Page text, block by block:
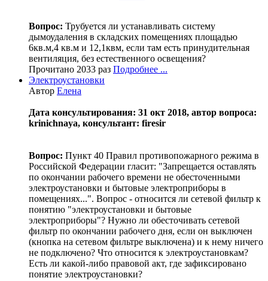
Вопрос: Трубуется ли устанавливать систему
дымоудаления в складских помещениях площадью
6кв.м,4 кв.м и 12,1квм, если там есть принудительная
вентиляция, без естественного освещения?
Прочитано 2033 раз Подробнее ...
Электроустановки
Автор Елена
Дата консультирования: 31 окт 2018, автор вопроса:
krinichnaya, консультант: firesir
Вопрос: Пункт 40 Правил противопожарного режима в
Российской Федерации гласит: "Запрещается оставлять
по окончании рабочего времени не обесточенными
электроустановки и бытовые электроприборы в
помещениях...". Вопрос - относится ли сетевой фильтр к
понятию "электроустановки и бытовые
электроприборы"? Нужно ли обесточивать сетевой
фильтр по окончании рабочего дня, если он выключен
(кнопка на сетевом фильтре выключена) и к нему ничего
не подключено? Что относится к электроустановкам?
Есть ли какой-либо правовой акт, где зафиксировано
понятие электроустановки?